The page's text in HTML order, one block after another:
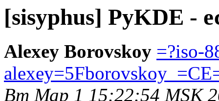
[sisyphus] PyKDE -
Alexey Borovskoy =?iso-
Вт Мар 1 15:22:54 MSK